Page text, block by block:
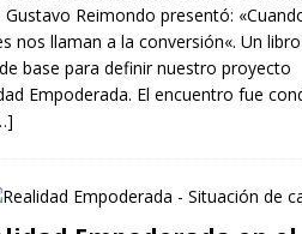
Gustavo Reimondo presentó:
nos llaman a la conversión«. Un
base para definir nuestro proyecto
Empoderada. El encuentro fue